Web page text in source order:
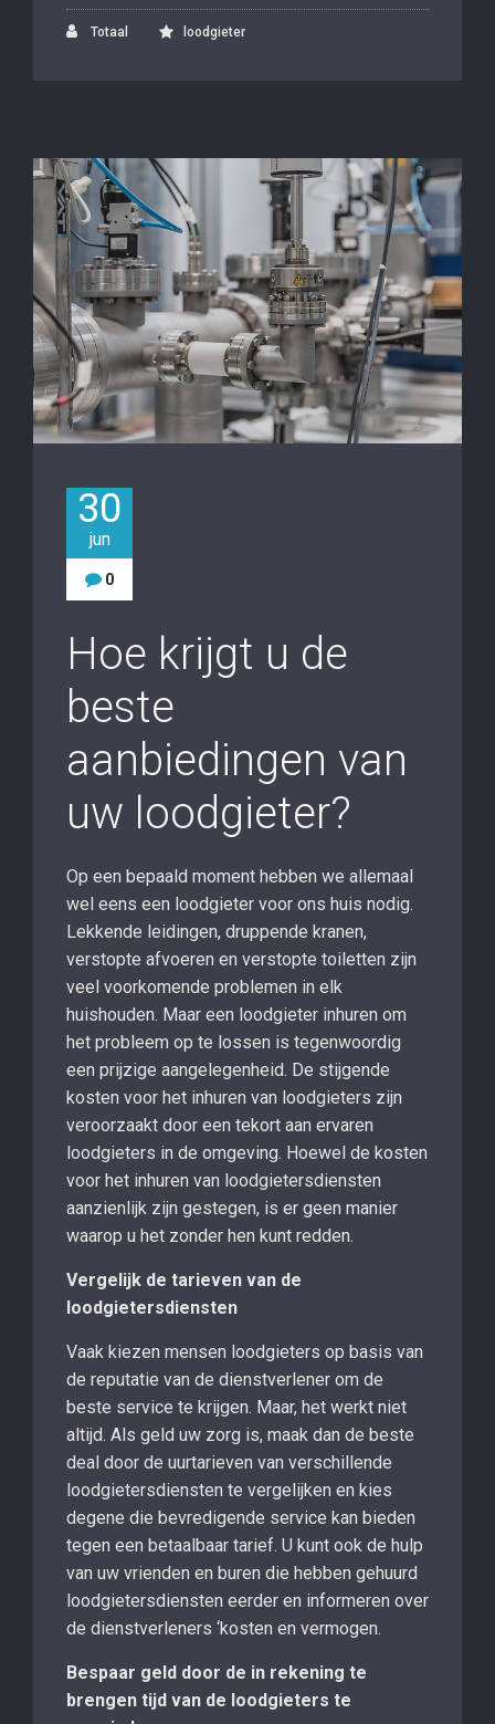
Totaal loodgieter
30
jun
0
Hoe krijgt u de
beste
aanbiedingen van
uw loodgieter?
Op een bepaald moment hebben we allemaal
wel eens een loodgieter voor ons huis nodig.
Lekkende leidingen, druppende kranen,
verstopte afvoeren en verstopte toiletten zijn
veel voorkomende problemen in elk
huishouden. Maar een loodgieter inhuren om
het probleem op te lossen is tegenwoordig
een prijzige aangelegenheid. De stijgende
kosten voor het inhuren van loodgieters zijn
veroorzaakt door een tekort aan ervaren
loodgieters in de omgeving. Hoewel de kosten
voor het inhuren van loodgietersdiensten
aanzienlijk zijn gestegen, is er geen manier
waarop u het zonder hen kunt redden.
Vergelijk de tarieven van de
loodgietersdiensten
Vaak kiezen mensen loodgieters op basis van
de reputatie van de dienstverlener om de
beste service te krijgen. Maar, het werkt niet
altijd. Als geld uw zorg is, maak dan de beste
deal door de uurtarieven van verschillende
loodgietersdiensten te vergelijken en kies
degene die bevredigende service kan bieden
tegen een betaalbaar tarief. U kunt ook de hulp
van uw vrienden en buren die hebben gehuurd
loodgietersdiensten eerder en informeren over
de dienstverleners ‘kosten en vermogen.
Bespaar geld door de in rekening te
brengen tijd van de loodgieters te